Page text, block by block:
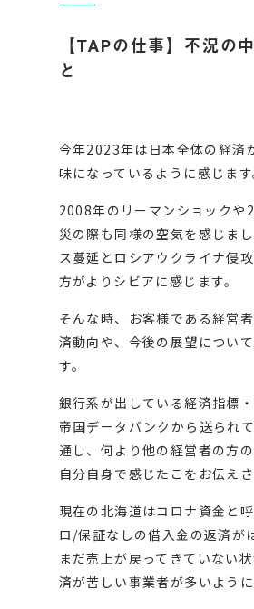
【TAPの仕事】不況の
と
今年2023年は日本全体の経済
味になっているように感じます
2008年のリーマンショックや
災の際も同様の空気を感じま
ス蔓延とロシアウクライナ侵
方がよりシビアに感じます。
そんな時、お客様である経営
済動向や、今後の展望につい
す。
銀行系が出している経済指標
帝国データバンクから送られ
通し、何より他の経営者の方
自分自身で感じたこをお伝え
現在の北海道はコロナ資金と
ロ/保証なしの借入金の返済が
まだ売上が戻ってきていない
済が苦しい事業者が多いように